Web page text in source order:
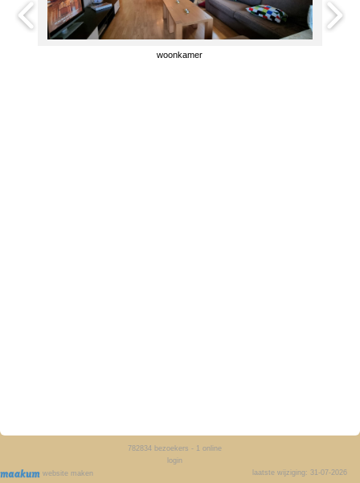
woonkamer
website maken
782834bezoekers - 1 online
login
laatste wijziging: 31-07-2026